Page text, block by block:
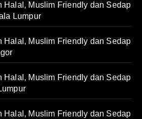
Halal, Muslim Friendly dan Sedap
Lumpur
Halal, Muslim Friendly dan Sedap
Halal, Muslim Friendly dan Sedap
Halal, Muslim Friendly dan Sedap